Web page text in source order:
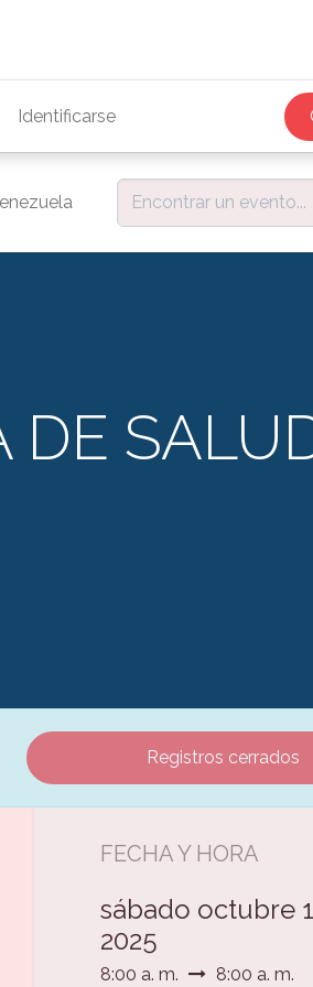
Identificarse
DE
Registros cerrados
FECHA Y HORA
sábado octubre
2025
8:00 a. m. 8:00 a. m.